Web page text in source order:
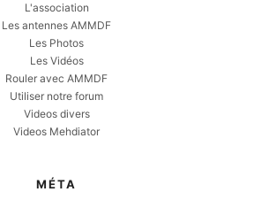
L'association
Les antennes AMMDF
Les Photos
Les Vidéos
Rouler avec AMMDF
Utiliser notre forum
Videos divers
Videos Mehdiator
MÉTA